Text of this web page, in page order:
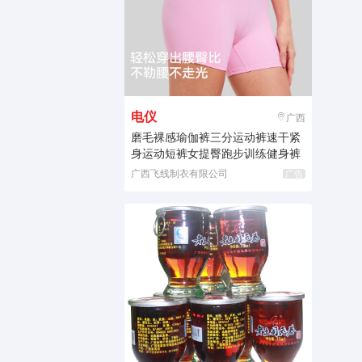
电仪 广西
磨毛裸感瑜伽裤三分运动裤速干紧
身运动短裤女提臀跑步训练健身裤
广西飞线制衣有限公司 广告